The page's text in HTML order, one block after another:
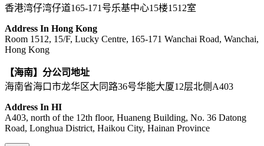
香港湾仔湾仔道165-171号乐基中心15楼1512室
Address In Hong Kong
Room 1512, 15/F, Lucky Centre, 165-171 Wanchai Road, Wanchai,
Hong Kong
【海南】分公司地址
海南省海口市龙华区大同路36号华能大厦12层北侧A403
Address In HI
A403, north of the 12th floor, Huaneng Building, No. 36 Datong
Road, Longhua District, Haikou City, Hainan Province